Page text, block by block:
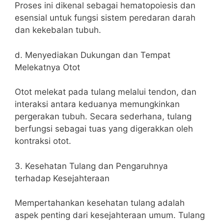
Proses ini dikenal sebagai hematopoiesis dan
esensial untuk fungsi sistem peredaran darah
dan kekebalan tubuh.
d. Menyediakan Dukungan dan Tempat
Melekatnya Otot
Otot melekat pada tulang melalui tendon, dan
interaksi antara keduanya memungkinkan
pergerakan tubuh. Secara sederhana, tulang
berfungsi sebagai tuas yang digerakkan oleh
kontraksi otot.
3. Kesehatan Tulang dan Pengaruhnya
terhadap Kesejahteraan
Mempertahankan kesehatan tulang adalah
aspek penting dari kesejahteraan umum. Tulang